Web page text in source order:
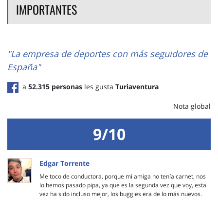
IMPORTANTES
"La empresa de deportes con más seguidores de
España"
a 52.315 personas les gusta Turiaventura
Nota global
9/10
Edgar Torrente
Me toco de conductora, porque mi amiga no tenía carnet, nos
lo hemos pasado pipa, ya que es la segunda vez que voy, esta
vez ha sido incluso mejor, los buggies era de lo más nuevos.